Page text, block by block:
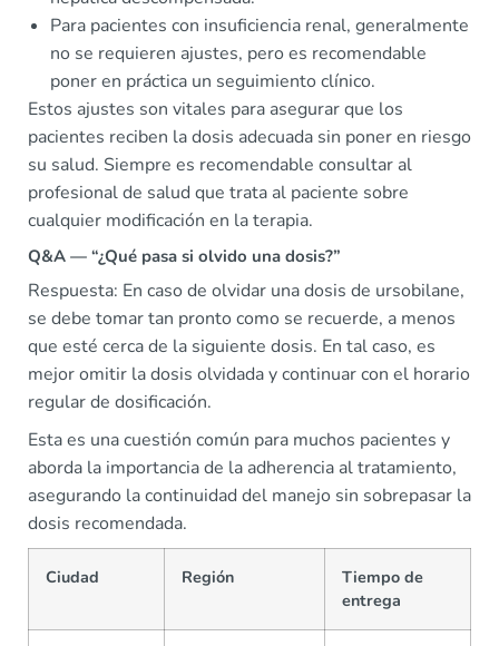
Para pacientes con insuficiencia renal, generalmente
no se requieren ajustes, pero es recomendable
poner en práctica un seguimiento clínico.
Estos ajustes son vitales para asegurar que los
pacientes reciben la dosis adecuada sin poner en riesgo
su salud. Siempre es recomendable consultar al
profesional de salud que trata al paciente sobre
cualquier modificación en la terapia.
Q&A — “¿Qué pasa si olvido una dosis?”
Respuesta: En caso de olvidar una dosis de ursobilane,
se debe tomar tan pronto como se recuerde, a menos
que esté cerca de la siguiente dosis. En tal caso, es
mejor omitir la dosis olvidada y continuar con el horario
regular de dosificación.
Esta es una cuestión común para muchos pacientes y
aborda la importancia de la adherencia al tratamiento,
asegurando la continuidad del manejo sin sobrepasar la
dosis recomendada.
Ciudad Región
Tiempo de
entrega